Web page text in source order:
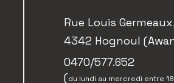
Rue Louis
4342 Hognoul
0470/577.652
(du lundi au mercredi entre